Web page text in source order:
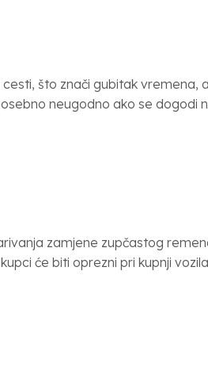
što znači gubitak vremena,
neugodno ako se dogodi
zamjene zupčastog
će biti oprezni pri kupnji